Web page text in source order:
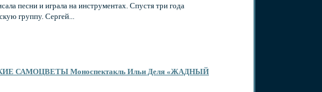
песни и играла на инструментах. Спустя три года
группу. Сергей...
САМОЦВЕТЫ Моноспектакль Ильи Деля «ЖАДНЫЙ